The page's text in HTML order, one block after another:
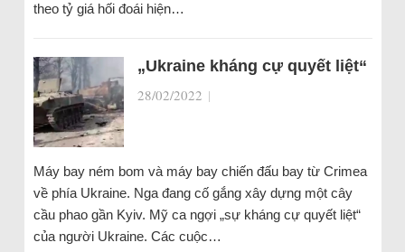
theo tỷ giá hối đoái hiện…
„Ukraine kháng cự quyết liệt“
28/02/2022 |
Máy bay ném bom và máy bay chiến đấu bay từ Crimea
về phía Ukraine. Nga đang cố gắng xây dựng một cây
cầu phao gần Kyiv. Mỹ ca ngợi „sự kháng cự quyết liệt“
của người Ukraine. Các cuộc…